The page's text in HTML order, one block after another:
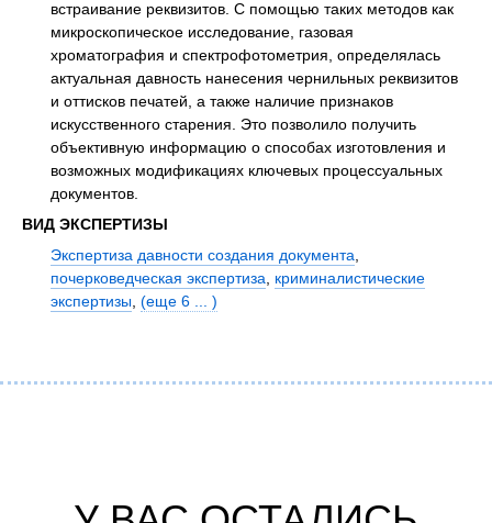
встраивание реквизитов. С помощью таких методов как
микроскопическое исследование, газовая
хроматография и спектрофотометрия, определялась
актуальная давность нанесения чернильных реквизитов
и оттисков печатей, а также наличие признаков
искусственного старения. Это позволило получить
объективную информацию о способах изготовления и
возможных модификациях ключевых процессуальных
документов.
ВИД ЭКСПЕРТИЗЫ
Экспертиза давности создания документа,
почерковедческая экспертиза, криминалистические
экспертизы, (еще 6 ... )